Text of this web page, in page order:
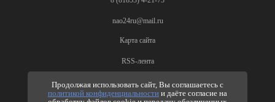
Продолжая использовать сайт, Вы соглашаетесь с
политикой конфиденциальностии даёте согласие на
nao24ru@mail.ru
Карта сайта
RSS-лента
ПО ВОПРОСАМ РЕКЛАМЫ
8 (81853) 4-63-61